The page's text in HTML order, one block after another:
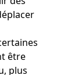
être
plus